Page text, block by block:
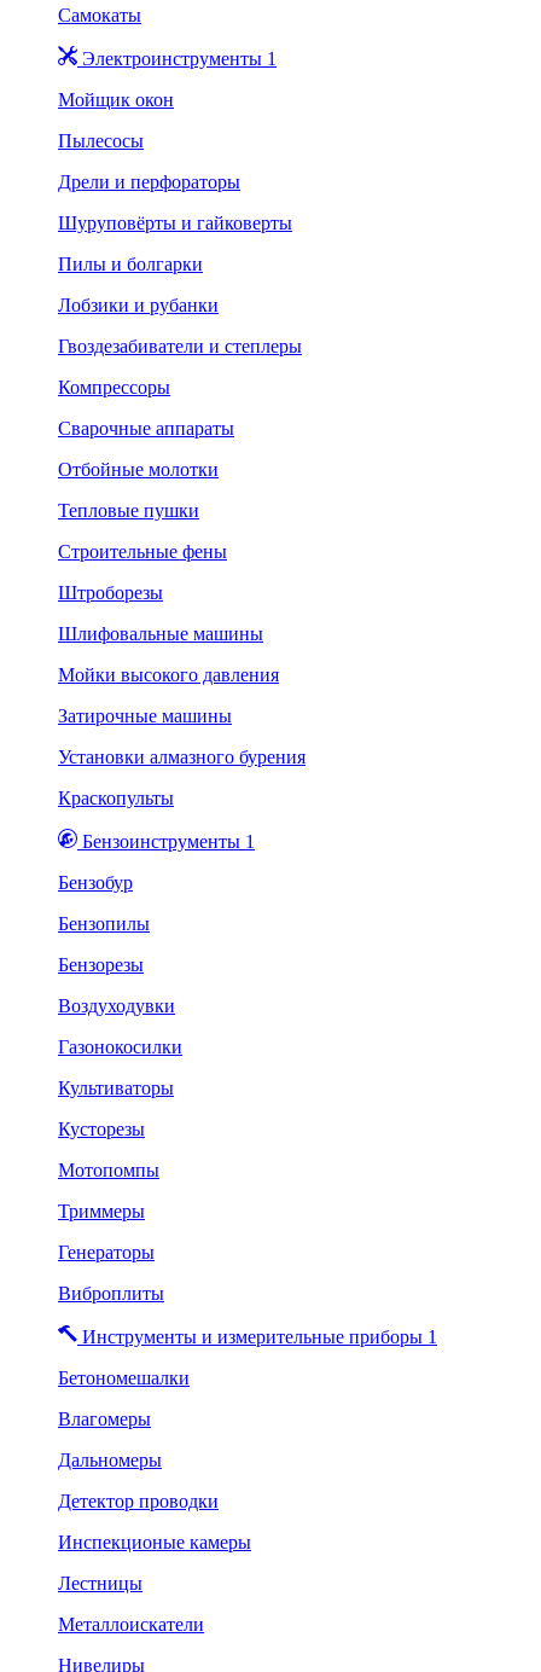
Самокаты
Электроинструменты 1
Мойщик окон
Пылесосы
Дрели и перфораторы
Шуруповёрты и гайковерты
Пилы и болгарки
Лобзики и рубанки
Гвоздезабиватели и степлеры
Компрессоры
Сварочные аппараты
Отбойные молотки
Тепловые пушки
Строительные фены
Штроборезы
Шлифовальные машины
Мойки высокого давления
Затирочные машины
Установки алмазного бурения
Краскопульты
Бензоинструменты 1
Бензобур
Бензопилы
Бензорезы
Воздуходувки
Газонокосилки
Культиваторы
Кусторезы
Мотопомпы
Триммеры
Генераторы
Виброплиты
Инструменты и измерительные приборы 1
Бетономешалки
Влагомеры
Дальномеры
Детектор проводки
Инспекционые камеры
Лестницы
Металлоискатели
Нивелиры